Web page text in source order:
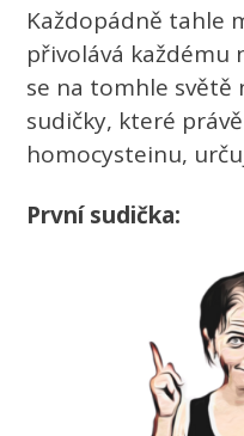
Každopádně tahle
přivolává každému
se na tomhle světě
sudičky, které
homocysteinu,
První sudička: